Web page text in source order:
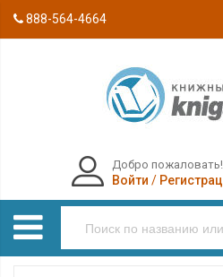
888-564-4664
Добро пожаловать!
Войти /